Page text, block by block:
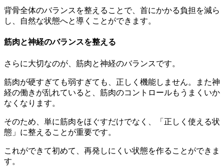
背骨全体のバランスを整えることで、首にかかる負担を減ら
し、自然な状態へと導くことができます。
筋肉と神経のバランスを整える
さらに大切なのが、筋肉と神経のバランスです。
筋肉が硬すぎても弱すぎても、正しく機能しません。また神
経の働きが乱れていると、筋肉のコントロールもうまくいか
なくなります。
そのため、単に筋肉をほぐすだけでなく、「正しく使える状
態」に整えることが重要です。
これができて初めて、再発しにくい状態を作ることができま
す。